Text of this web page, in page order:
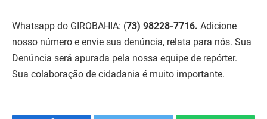
Whatsapp do GIROBAHIA: (73) 98228-7716. Adicione
nosso número e envie sua denúncia, relata para nós. Sua
Denúncia será apurada pela nossa equipe de repórter.
Sua colaboração de cidadania é muito importante.